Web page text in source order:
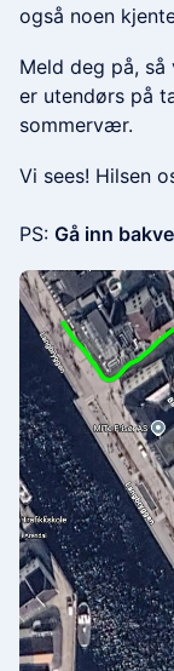
også noen
Meld deg på,
er utendørs på
sommervær.
Vi sees! Hilsen
PS: Gå inn